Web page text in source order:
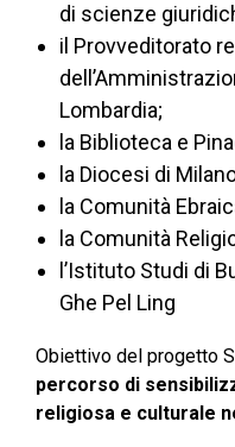
di scienze
il Provveditorato
Lombardia;
la Biblioteca e
la Diocesi di
la Comunità
la Comunità
l’Istituto Studi di
Ghe Pel Ling
Obiettivo del progetto
percorso di
religiosa e culturale